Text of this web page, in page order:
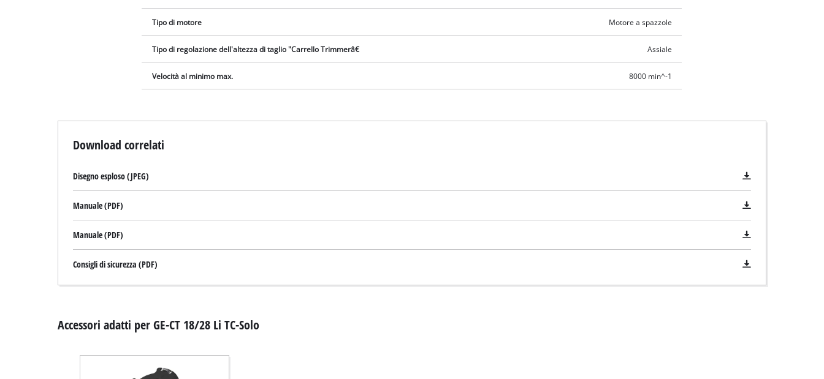
Tipo di motore Motore a spazzole
Tipo di regolazione dell'altezza di taglio "Carrello Trimmerâ€ Assiale
Velocità al minimo max. 8000 min^-1
Download correlati
Disegno esploso (JPEG)
Manuale (PDF)
Manuale (PDF)
Consigli di sicurezza (PDF)
Accessori adatti per GE-CT 18/28 Li TC-Solo